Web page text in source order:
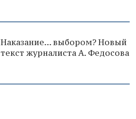
Наказание… выбором? Новый
текст журналиста А. Федосова